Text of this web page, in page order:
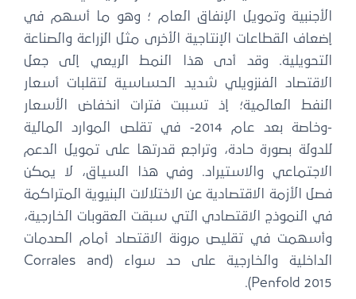
الأجنبية وتمويل الإنفاق العام ؛ وهو ما أسهم في
إضعاف القطاعات الإنتاجية الأخرى مثل الزراعة والصناعة
التحويلية. وقد أدى هذا النمط الريعي إلى جعل
الاقتصاد الفنزويلي شديد الحساسية لتقلبات أسعار
النفط العالمية؛ إذ تسببت فترات انخفاض الأسعار
-وخاصة بعد عام 2014- في تقلص الموارد المالية
للدولة بصورة حادة، وتراجع قدرتها على تمويل الدعم
الاجتماعي والاستيراد. وفي هذا السياق، لا يمكن
فصل الأزمة الاقتصادية عن الاختلالات البنيوية المتراكمة
في النموذج الاقتصادي التي سبقت العقوبات الخارجية،
وأسهمت في تقليص مرونة الاقتصاد أمام الصدمات
الداخلية والخارجية على حد سواء (Corrales and
Penfold 2015).